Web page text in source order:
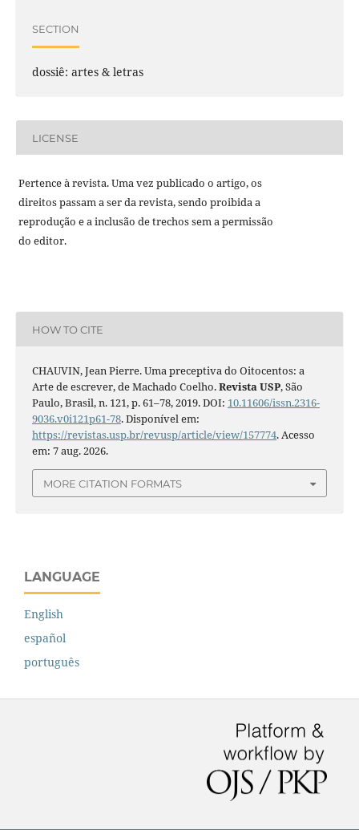
SECTION
dossiê: artes & letras
LICENSE
Pertence à revista. Uma vez publicado o artigo, os
direitos passam a ser da revista, sendo proibida a
reprodução e a inclusão de trechos sem a permissão
do editor.
HOW TO CITE
CHAUVIN, Jean Pierre. Uma preceptiva do Oitocentos: a
Arte de escrever, de Machado Coelho.Revista USP, São
Paulo, Brasil, n. 121, p. 61–78, 2019. DOI: 10.11606/issn.2316-
9036.v0i121p61-78. Disponível em:
https://revistas.usp.br/revusp/article/view/157774. Acesso
em: 7 aug. 2026.
MORE CITATION FORMATS
LANGUAGE
English
español
português